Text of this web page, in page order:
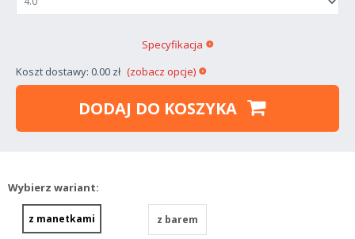
Koszt dostawy: 0.00 zł (zobacz opcje)
Specyfikacja
DODAJ DO KOSZYKA
Wybierz wariant:
z manetkami z barem